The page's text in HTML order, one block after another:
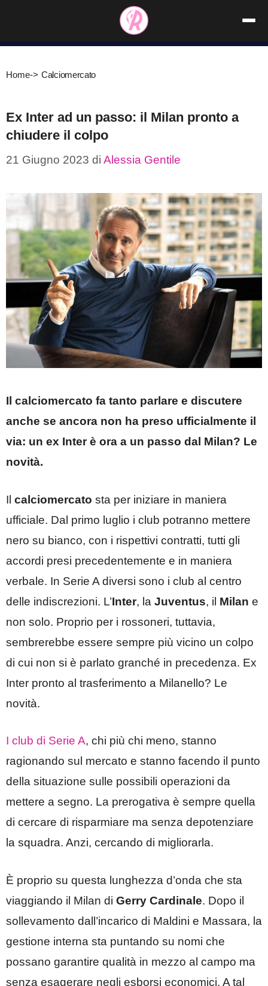
contenuto
Home-> Calciomercato
Ex Inter ad un passo: il Milan pronto a
chiudere il colpo
21 Giugno 2023 di Alessia Gentile
Il calciomercato fa tanto parlare e discutere
anche se ancora non ha preso ufficialmente il
via: un ex Inter è ora a un passo dal Milan? Le
novità.
Il calciomercato sta per iniziare in maniera
ufficiale. Dal primo luglio i club potranno mettere
nero su bianco, con i rispettivi contratti, tutti gli
accordi presi precedentemente e in maniera
verbale. In Serie A diversi sono i club al centro
delle indiscrezioni. L’Inter, la Juventus, il Milan e
non solo. Proprio per i rossoneri, tuttavia,
sembrerebbe essere sempre più vicino un colpo
di cui non si è parlato granché in precedenza. Ex
Inter pronto al trasferimento a Milanello? Le
novità.
I club di Serie A, chi più chi meno, stanno
ragionando sul mercato e stanno facendo il punto
della situazione sulle possibili operazioni da
mettere a segno. La prerogativa è sempre quella
di cercare di risparmiare ma senza depotenziare
la squadra. Anzi, cercando di migliorarla.
È proprio su questa lunghezza d’onda che sta
viaggiando il Milan di Gerry Cardinale. Dopo il
sollevamento dall’incarico di Maldini e Massara, la
gestione interna sta puntando su nomi che
possano garantire qualità in mezzo al campo ma
senza esagerare negli esborsi economici. A tal